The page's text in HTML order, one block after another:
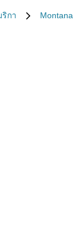
ริกา Montana